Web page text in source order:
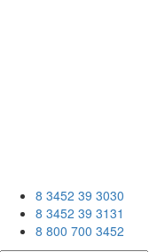
8 3452 39 3030
8 3452 39 3131
8 800 700 3452